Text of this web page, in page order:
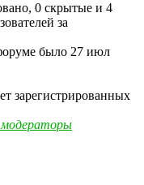
0 скрытые и 4
за
было 27 июл
зарегистрированных
модераторы